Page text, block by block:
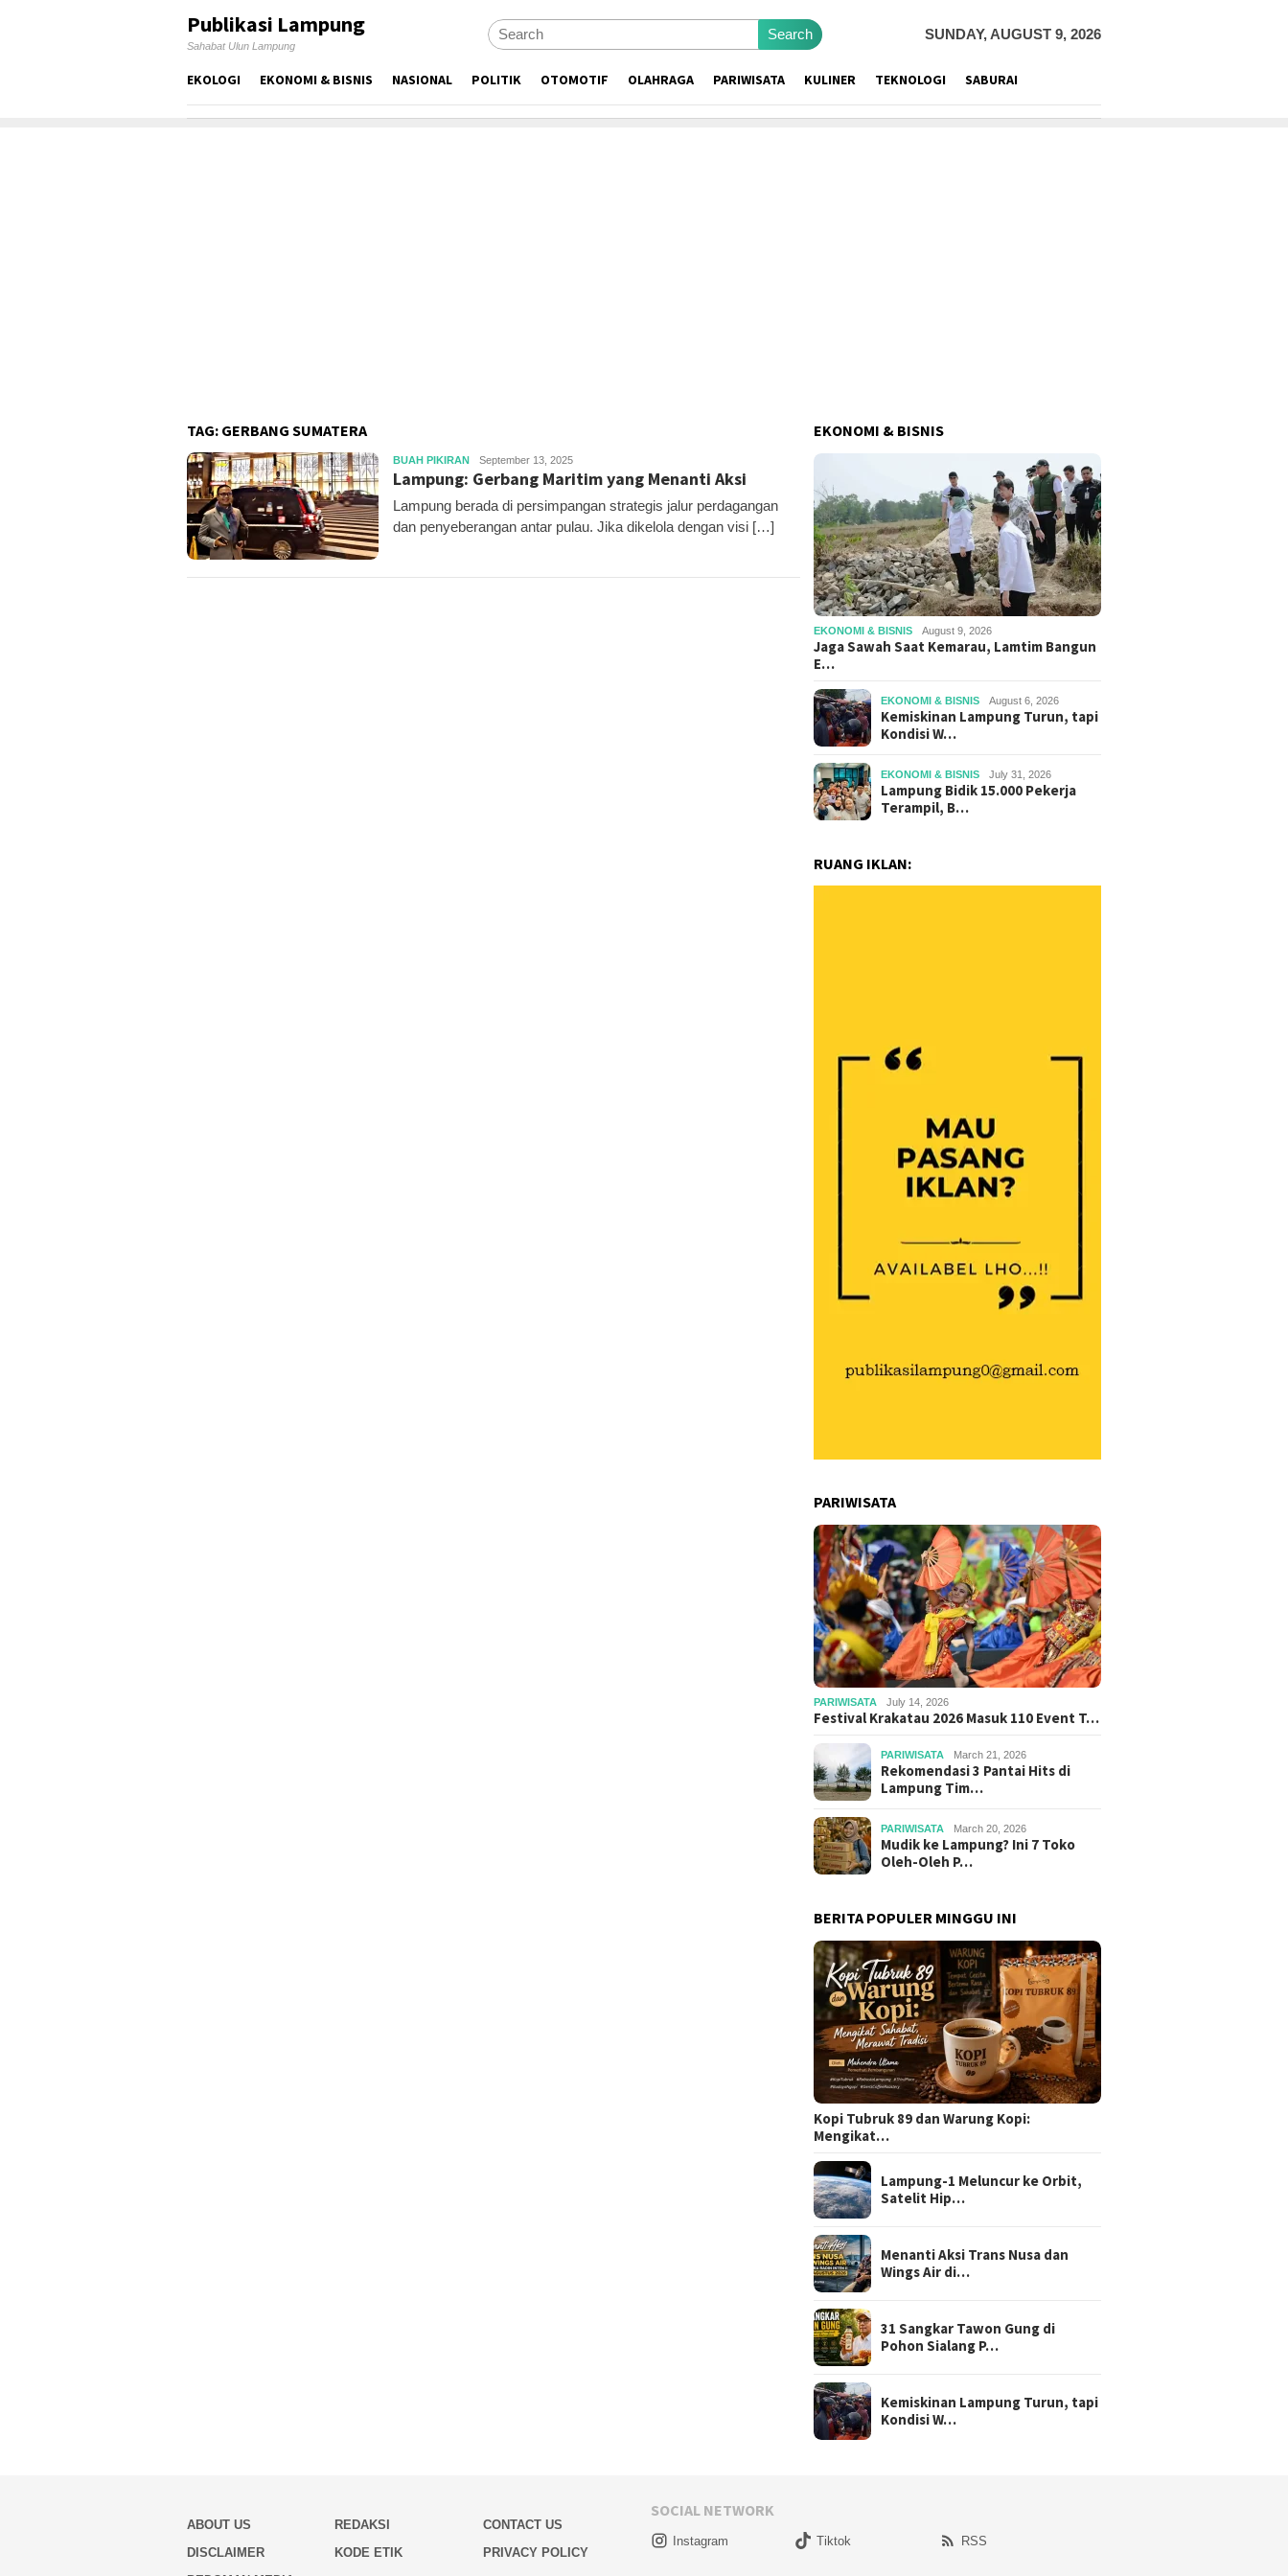
Publikasi Lampung
Sahabat Ulun Lampung
Search SUNDAY, AUGUST 9, 2026
EKOLOGI EKONOMI & BISNIS NASIONAL POLITIK OTOMOTIF OLAHRAGA PARIWISATA KULINER TEKNOLOGI SABURAI
TAG: GERBANG SUMATERA
BUAH PIKIRANEditor
September 13, 2025
Lampung: Gerbang Maritim yang Menanti Aksi
Lampung berada di persimpangan strategis jalur perdagangan
dan penyeberangan antar pulau. Jika dikelola dengan visi […]
EKONOMI & BISNIS
EKONOMI & BISNIS August 9, 2026
Jaga Sawah Saat Kemarau, Lamtim Bangun
E…
EKONOMI & BISNIS August 6, 2026
Kemiskinan Lampung Turun, tapi
Kondisi W…
EKONOMI & BISNIS July 31, 2026
Lampung Bidik 15.000 Pekerja
Terampil, B…
RUANG IKLAN:
PARIWISATA
PARIWISATA July 14, 2026
Festival Krakatau 2026 Masuk 110 Event T…
PARIWISATA March 21, 2026
Rekomendasi 3 Pantai Hits di
Lampung Tim…
PARIWISATA March 20, 2026
Mudik ke Lampung? Ini 7 Toko
Oleh-Oleh P…
BERITA POPULER MINGGU INI
Kopi Tubruk 89 dan Warung Kopi:
Mengikat…
Lampung-1 Meluncur ke Orbit,
Satelit Hip…
Menanti Aksi Trans Nusa dan
Wings Air di…
31 Sangkar Tawon Gung di
Pohon Sialang P…
Kemiskinan Lampung Turun, tapi
Kondisi W…
ABOUT US REDAKSI
CONTACT US
DISCLAIMER
KODE ETIK
PRIVACY POLICY
SOCIAL NETWORK
Instagram Tiktok RSS